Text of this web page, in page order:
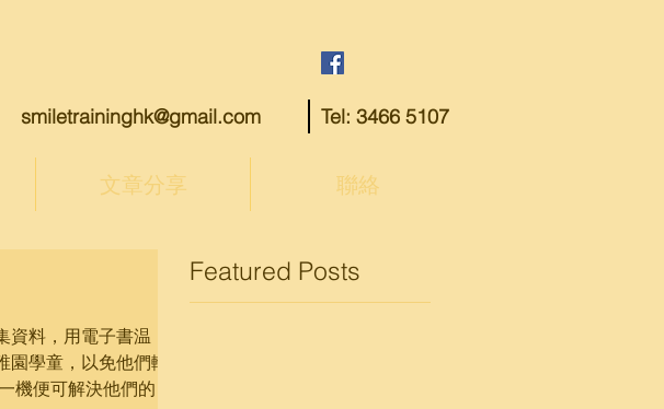
smiletraininghk@gmail.com Tel: 3466 5107
文章分享 聯絡
資料，用電子書温
學童，以免他們輸
便可解決他們的學
Featured Posts